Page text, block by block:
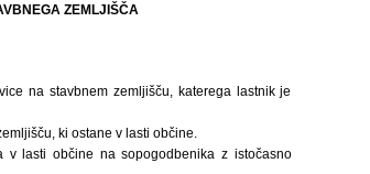
ZEMLJIŠČA
na stavbnem zemljišču, katerega lastnik je
ki ostane v lasti občine.
v lasti občine na sopogodbenika z istočasno